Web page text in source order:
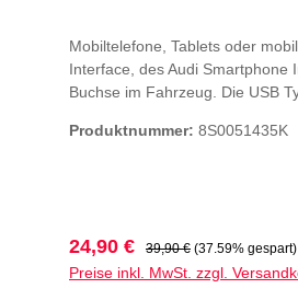
Mobiltelefone, Tablets oder
Interface, des Audi Smartphone
Buchse im Fahrzeug. Die USB
cm)Hinweise:Informationen
Fondpassagiere
Produktnummer: 8S0051435K
Verkaufspreis:
24,90 € Regulärer Preis:
39,90 € (37.59% gespart)
Preise inkl. MwSt. zzgl.